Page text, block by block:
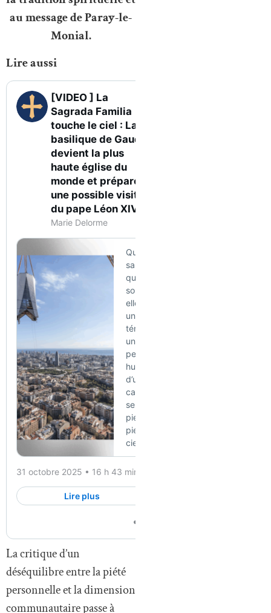
au message de Paray-le-
Monial.
Lire aussi
La critique d’un
déséquilibre entre la piété
personnelle et la dimension
communautaire passe à